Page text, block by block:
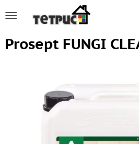
Prosept FUNGI